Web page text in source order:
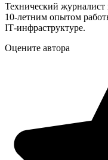
Технический
10‑летним опытом
IT‑инфраструктуре.
Оцените автора